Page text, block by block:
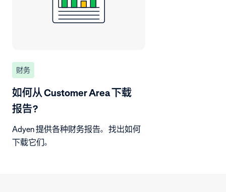
财务
如何从 Customer Area 下载
报告？
Adyen 提供各种财务报告。找出如何
下载它们。